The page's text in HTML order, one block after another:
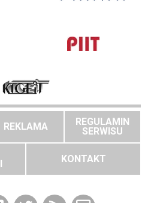
REKLAMA
REGULAMIN
SERWISU
KONTAKT